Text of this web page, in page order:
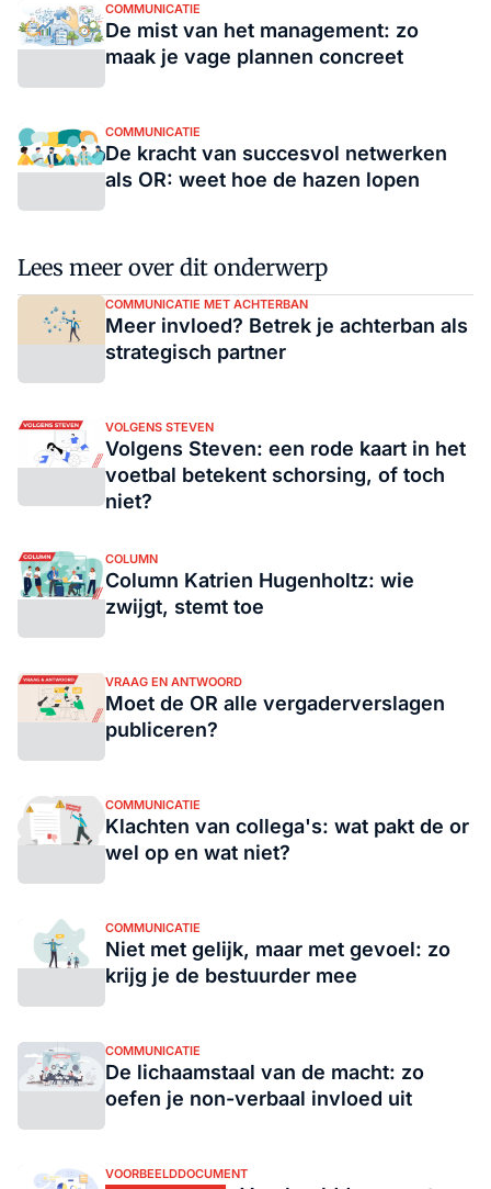
COMMUNICATIE
De mist van het management: zo
maak je vage plannen concreet
COMMUNICATIE
De kracht van succesvol netwerken
als OR: weet hoe de hazen lopen
Lees meer over dit onderwerp
COMMUNICATIE MET ACHTERBAN
Meer invloed? Betrek je achterban als
strategisch partner
VOLGENS STEVEN
Volgens Steven: een rode kaart in het
voetbal betekent schorsing, of toch
niet?
COLUMN
Column Katrien Hugenholtz: wie
zwijgt, stemt toe
VRAAG EN ANTWOORD
Moet de OR alle vergaderverslagen
publiceren?
COMMUNICATIE
Klachten van collega's: wat pakt de or
wel op en wat niet?
COMMUNICATIE
Niet met gelijk, maar met gevoel: zo
krijg je de bestuurder mee
COMMUNICATIE
De lichaamstaal van de macht: zo
oefen je non-verbaal invloed uit
VOORBEELDDOCUMENT